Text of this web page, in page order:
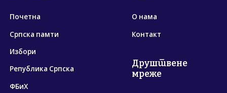
Почетна
Српска памти
Избори
Република Српска
ФБиХ
О нама
Контакт
Друштвене
мреже